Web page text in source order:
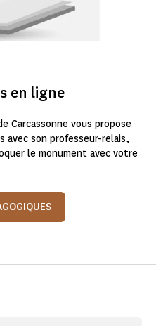
en ligne
Carcassonne vous propose
avec son professeur-relais,
le monument avec votre